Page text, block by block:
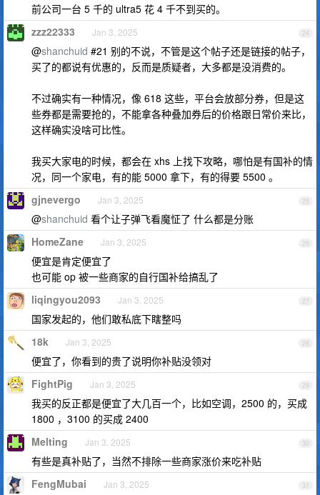
前公司一台 5 千的 ultra5 花 4 千不到买的。
24
zzz22333 Jan 3, 2025
@shanchuid #21 别的不说，不管是这个帖子还是链接的帖子，
买了的都说有优惠的，反而是质疑者，大多都是没消费的。
不过确实有一种情况，像 618 这些，平台会放部分券，但是这
些券都是需要抢的，不能拿各种叠加券后的价格跟日常价来比，
这样确实没啥可比性。
我买大家电的时候，都会在 xhs 上找下攻略，哪怕是有国补的情
况，同一个家电，有的能 5000 拿下，有的得要 5500 。
25
gjnevergo Jan 3, 2025
@shanchuid 看个让子弹飞看魔怔了 什么都是分账
26
HomeZane Jan 3, 2025
便宜是肯定便宜了
也可能 op 被一些商家的自行国补给搞乱了
27
liqingyou2093 Jan 3, 2025
国家发起的，他们敢私底下瞎整吗
28
18k Jan 3, 2025
便宜了，你看到的贵了说明你补贴没领对
29
FightPig Jan 3, 2025
我买的反正都是便宜了大几百一个，比如空调，2500 的，买成
1800 ，3100 的买成 2400
30
Melting Jan 3, 2025
有些是真补贴了，当然不排除一些商家涨价来吃补贴
31
FengMubai Jan 3, 2025